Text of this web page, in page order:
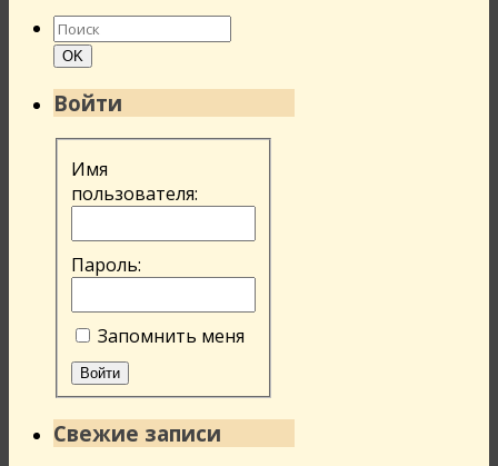
Найти:
Поиск
OK
Войти
Имя
пользователя:
Пароль:
Запомнить меня
Войти
Свежие записи